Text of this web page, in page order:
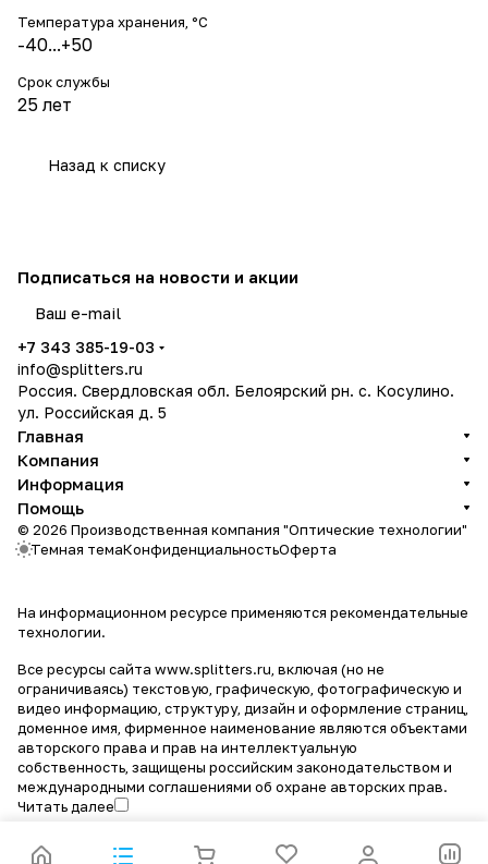
Температура хранения, °С
-40...+50
Срок службы
25 лет
Назад к списку
Подписаться на новости и акции
+7 343 385-19-03
info@splitters.ru
Россия. Свердловская обл. Белоярский рн. с. Косулино.
ул. Российская д. 5
Главная
Компания
Информация
Помощь
© 2026 Производственная компания "Оптические технологии"
Темная темаКонфиденциальностьОферта
На информационном ресурсе применяются рекомендательные
технологии.
Все ресурсы сайта www.splitters.ru, включая (но не
ограничиваясь) текстовую, графическую, фотографическую и
видео информацию, структуру, дизайн и оформление страниц,
доменное имя, фирменное наименование являются объектами
авторского права и прав на интеллектуальную
собственность, защищены российским законодательством и
международными соглашениями об охране авторских прав.
Читать далее